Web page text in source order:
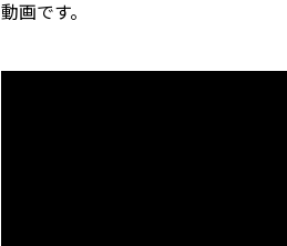
動画です。